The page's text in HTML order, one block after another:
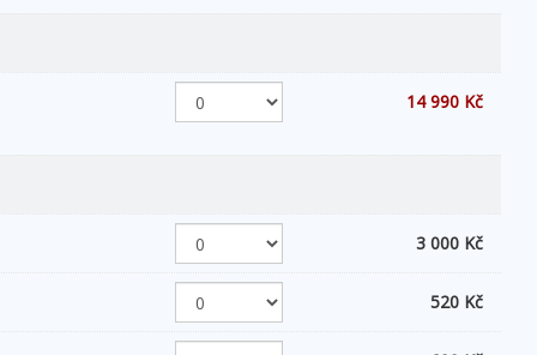
14 990 Kč
3 000 Kč
520 Kč